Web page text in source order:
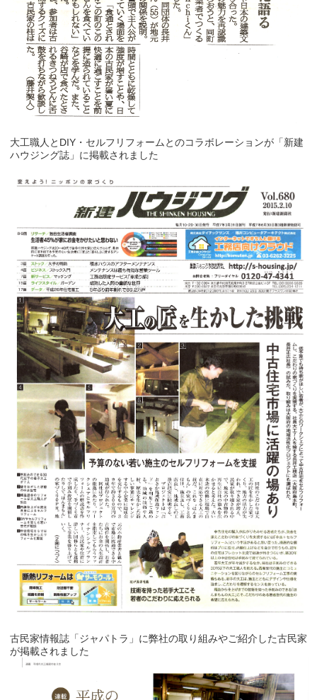
大工職人とDIY・セルフリフォームとのコラボレーションが「新建
ハウジング誌」に掲載されました
古民家情報誌「ジャパトラ」に弊社の取り組みやご紹介した古民家
が掲載されました